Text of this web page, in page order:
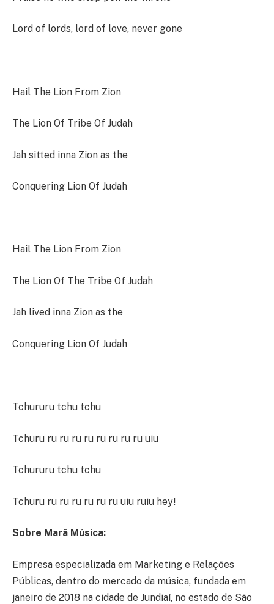
Lord of lords, lord of love, never gone
Hail The Lion From Zion
The Lion Of Tribe Of Judah
Jah sitted inna Zion as the
Conquering Lion Of Judah
Hail The Lion From Zion
The Lion Of The Tribe Of Judah
Jah lived inna Zion as the
Conquering Lion Of Judah
Tchururu tchu tchu
Tchuru ru ru ru ru ru ru ru ru uiu
Tchururu tchu tchu
Tchuru ru ru ru ru ru ru uiu ruiu hey!
Sobre Marã Música:
Empresa especializada em Marketing e Relações
Públicas, dentro do mercado da música, fundada em
janeiro de 2018 na cidade de Jundiaí, no estado de São